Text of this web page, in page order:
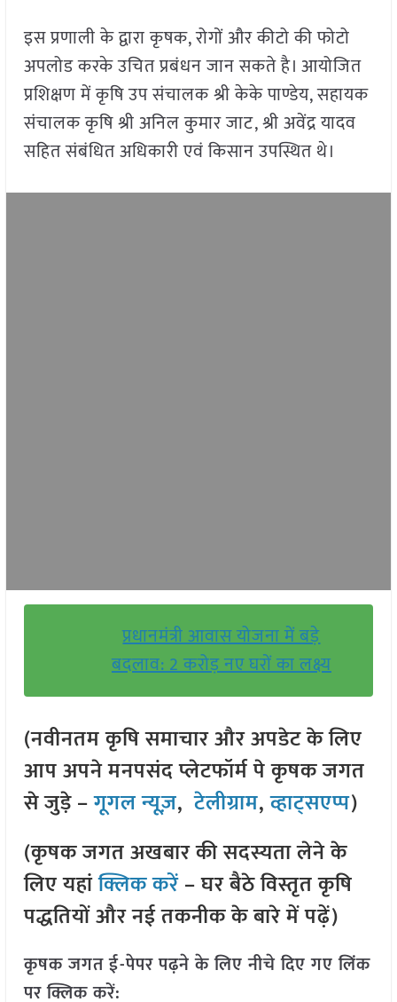
इस प्रणाली के द्वारा कृषक, रोगों और कीटो की फोटो
अपलोड करके उचित प्रबंधन जान सकते है। आयोजित
प्रशिक्षण में कृषि उप संचालक श्री केके पाण्डेय, सहायक
संचालक कृषि श्री अनिल कुमार जाट, श्री अवेंद्र यादव
सहित संबंधित अधिकारी एवं किसान उपस्थित थे।
प्रधानमंत्री आवास योजना में बड़े
बदलाव: 2 करोड़ नए घरों का लक्ष्य
(नवीनतम कृषि समाचार और अपडेट के लिए
आप अपने मनपसंद प्लेटफॉर्म पे कृषक जगत
से जुड़े –गूगल न्यूज़,टेलीग्राम,व्हाट्सएप्प)
(कृषक जगत अखबार की सदस्यता लेने के
लिए यहांक्लिक करें– घर बैठे विस्तृत कृषि
पद्धतियों और नई तकनीक के बारे में पढ़ें)
कृषक जगत ई-पेपर पढ़ने के लिए नीचे दिए गए लिंक
पर क्लिक करें: